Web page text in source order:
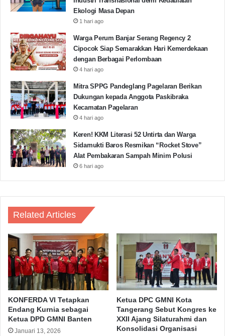
menjalankan tugas dan fungsi serta tanggung
jawabnya sebagai controling maka perlu di ingat harus
berani menginterupsi Bupati Pandeglang untuk segera
merevisi Perbup tentang Pilkades tersebut” jelas Yusuf
dalam keterangannya, Senin (5/7).(Puja/Red)
DPRD Pandeglang GMNI
GMNI Pandeglang
Pilkades Pandeglang
Ekologi Masa Depan
1 hari ago
Warga Perum Banjar Serang Regency 2
Cipocok Siap Semarakkan Hari Kemerdekaan
dengan Berbagai Perlombaan
4 hari ago
Mitra SPPG Pandeglang Pagelaran Berikan
Dukungan kepada Anggota Paskibraka
Kecamatan Pagelaran
4 hari ago
Keren! KKM Literasi 52 Untirta dan Warga
Sidamukti Baros Resmikan “Rocket Stove”
Alat Pembakaran Sampah Minim Polusi
6 hari ago
Related Articles
KONFERDA VI Tetapkan
Endang Kurnia sebagai
Ketua DPD GMNI Banten
Januari 13, 2026
Ketua DPC GMNI Kota
Tangerang Sebut Kongres ke
XXII Ajang Silaturahmi dan
Konsolidasi Organisasi